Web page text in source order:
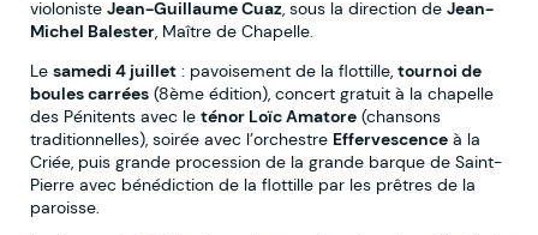
violoniste Jean-Guillaume Cuaz, sous la direction de Jean-
Michel Balester, Maître de Chapelle.
Le samedi 4 juillet : pavoisement de la flottille, tournoi de
boules carrées (8ème édition), concert gratuit à la chapelle
des Pénitents avec le ténor Loïc Amatore (chansons
traditionnelles), soirée avec l’orchestre Effervescence à la
Criée, puis grande procession de la grande barque de Saint-
Pierre avec bénédiction de la flottille par les prêtres de la
paroisse.